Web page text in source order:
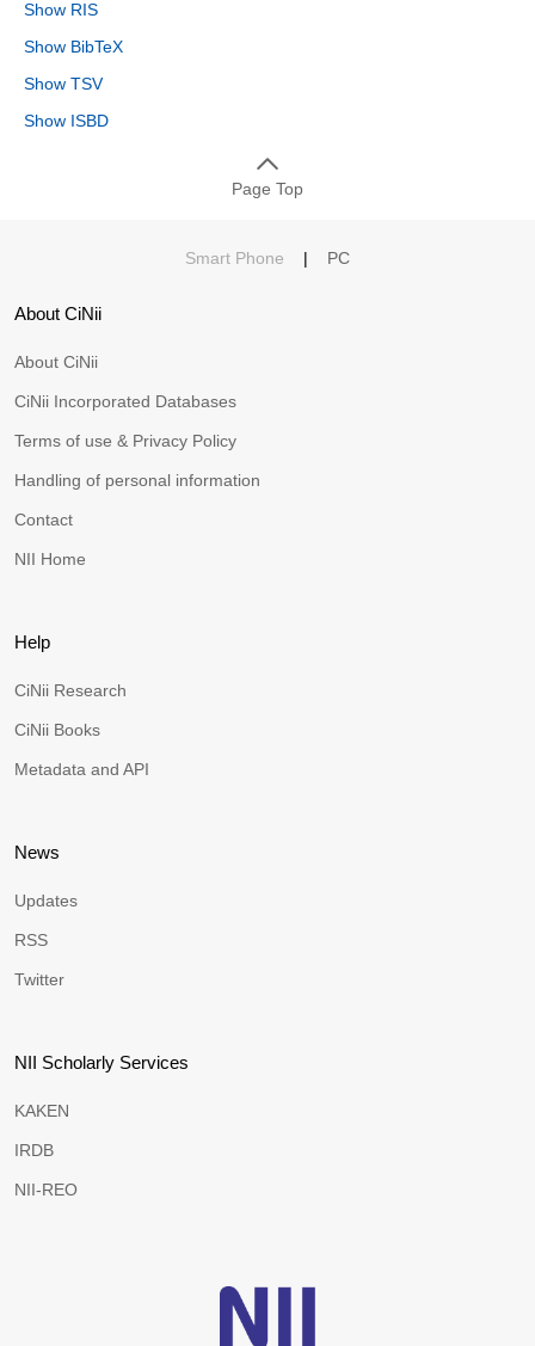
Show RIS
Show BibTeX
Show TSV
Show ISBD
Page Top
Smart Phone | PC
About CiNii
About CiNii
CiNii Incorporated Databases
Terms of use & Privacy Policy
Handling of personal information
Contact
NII Home
Help
CiNii Research
CiNii Books
Metadata and API
News
Updates
RSS
Twitter
NII Scholarly Services
KAKEN
IRDB
NII-REO